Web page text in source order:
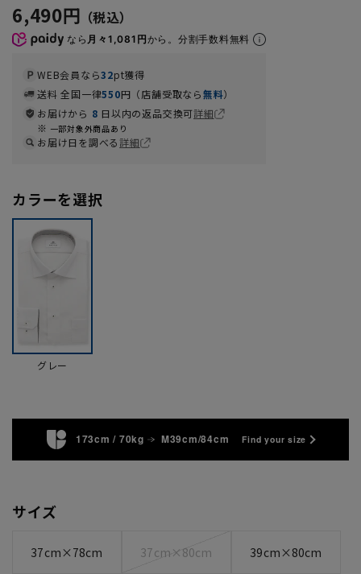
6,490円
なら 月々1,081円から。分割手数料無料
WEB会員なら32pt獲得
送料 全国一律550円（店舗受取なら無料）
お届けから 8 日以内の返品交換可詳細
一部対象外商品あり
お届け日を調べる詳細
カラーを選択
グレー
173cm / 70kg M39cm/84cm Find your size
サイズ
37cm×78cm 37cm×80cm 39cm×80cm